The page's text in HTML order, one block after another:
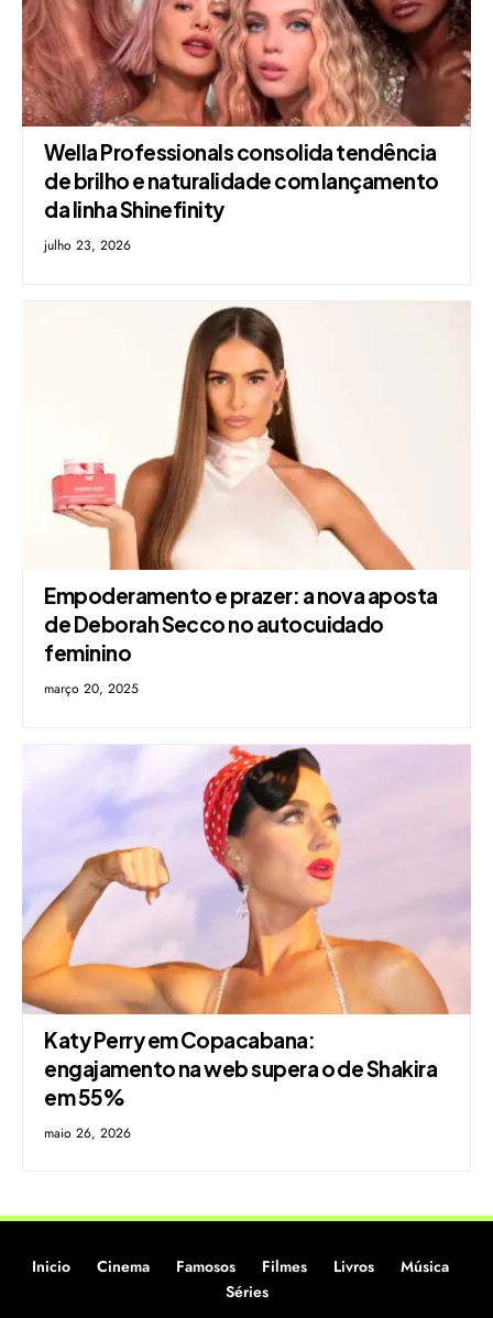
Wella Professionals consolida tendência
de brilho e naturalidade com lançamento
da linha Shinefinity
julho 23, 2026
Empoderamento e prazer: a nova aposta
de Deborah Secco no autocuidado
feminino
março 20, 2025
Katy Perry em Copacabana:
engajamento na web supera o de Shakira
em 55%
maio 26, 2026
Inicio Cinema Famosos Filmes Livros
Música
Séries